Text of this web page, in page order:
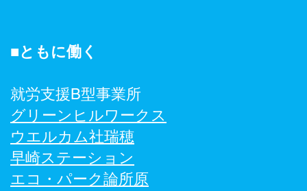
■ともに働く
就労支援B型事業所
グリーンヒルワークス
ウエルカム社瑞穂
早崎ステーション
エコ・パーク論所原